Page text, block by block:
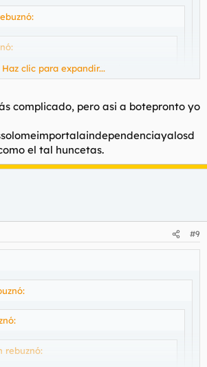
anthrax o mejor por el culo
Haz clic para expandir...
escrita o no la entiendo.
Haz clic para expandir...
la priva),o mejor por el culo(el
sin intermediarios)
pregunta...anthrax a quienes?
Haz clic para expandir...
complicado, pero asi a botepronto yo
el tal huncetas.
#9
rebuznó: